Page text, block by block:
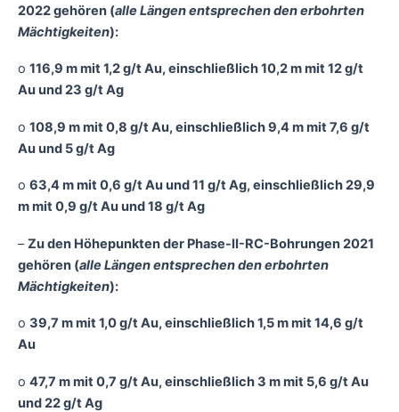
2022 gehören (alle Längen entsprechen den erbohrten
Mächtigkeiten):
o 116,9 m mit 1,2 g/t Au, einschließlich 10,2 m mit 12 g/t
Au und 23 g/t Ag
o 108,9 m mit 0,8 g/t Au, einschließlich 9,4 m mit 7,6 g/t
Au und 5 g/t Ag
o 63,4 m mit 0,6 g/t Au und 11 g/t Ag, einschließlich 29,9
m mit 0,9 g/t Au und 18 g/t Ag
–Zu den Höhepunkten der Phase-II-RC-Bohrungen 2021
gehören (alle Längen entsprechen den erbohrten
Mächtigkeiten):
o 39,7 m mit 1,0 g/t Au, einschließlich 1,5 m mit 14,6 g/t
Au
o 47,7 m mit 0,7 g/t Au, einschließlich 3 m mit 5,6 g/t Au
und 22 g/t Ag